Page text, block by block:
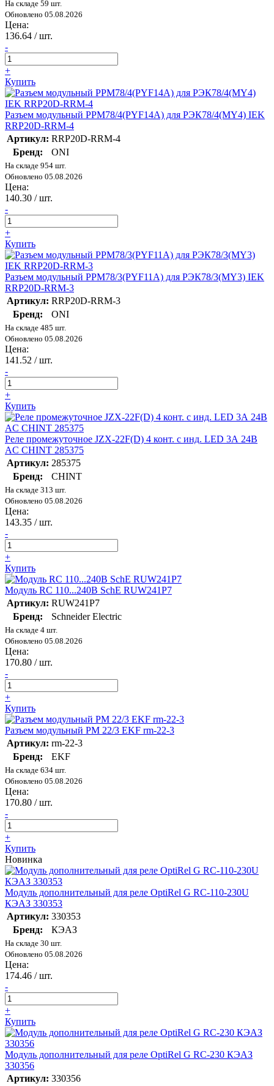
На складе 59 шт.
Обновлено 05.08.2026
Цена:
136.64 / шт.
-
+
Купить
Разъем модульный РРМ78/4(PYF14A) для РЭК78/4(MY4) IEK
RRP20D-RRM-4
Артикул: RRP20D-RRM-4
Бренд:
ONI
На складе 954 шт.
Обновлено 05.08.2026
Цена:
140.30 / шт.
-
+
Купить
Разъем модульный РРМ78/3(PYF11A) для РЭК78/3(MY3) IEK
RRP20D-RRM-3
Артикул: RRP20D-RRM-3
Бренд:
ONI
На складе 485 шт.
Обновлено 05.08.2026
Цена:
141.52 / шт.
-
+
Купить
Реле промежуточное JZX-22F(D) 4 конт. с инд. LED 3А 24В
AC CHINT 285375
Артикул: 285375
Бренд:
CHINT
На складе 313 шт.
Обновлено 05.08.2026
Цена:
143.35 / шт.
-
+
Купить
Модуль RC 110...240В SchE RUW241P7
Артикул: RUW241P7
Бренд:
Schneider Electric
На складе 4 шт.
Обновлено 05.08.2026
Цена:
170.80 / шт.
-
+
Купить
Разъем модульный РМ 22/3 EKF rm-22-3
Артикул: rm-22-3
Бренд:
EKF
На складе 634 шт.
Обновлено 05.08.2026
Цена:
170.80 / шт.
-
+
Купить
Новинка
Модуль дополнительный для реле OptiRel G RC-110-230U
КЭАЗ 330353
Артикул: 330353
Бренд:
КЭАЗ
На складе 30 шт.
Обновлено 05.08.2026
Цена:
174.46 / шт.
-
+
Купить
Модуль дополнительный для реле OptiRel G RC-230 КЭАЗ
330356
Артикул: 330356